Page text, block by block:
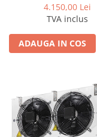
4.150,00 Lei
TVA inclus
ADAUGA IN COS